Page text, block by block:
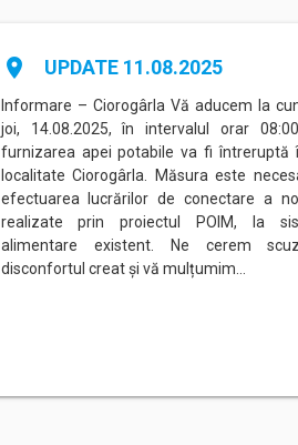
place UPDATE 11.08.2025
Informare – Ciorogârla Vă aducem la
joi, 14.08.2025, în intervalul orar
furnizarea apei potabile va fi întreruptă
localitate Ciorogârla. Măsura este
efectuarea lucrărilor de conectare a
realizate prin proiectul POIM, la
alimentare existent. Ne cerem
disconfortul creat și vă mulțumim…